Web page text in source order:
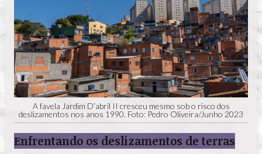
A favela Jardim D’abril II cresceu mesmo sob o risco dos
deslizamentos nos anos 1990. Foto: Pedro Oliveira/Junho 2023
Enfrentando os deslizamentos de terras